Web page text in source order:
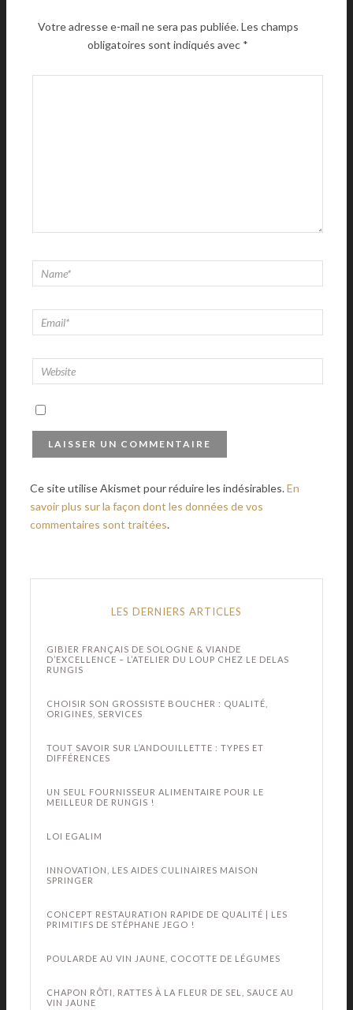
Votre adresse e-mail ne sera pas publiée.Les champs
obligatoires sont indiqués avec *
Ce site utilise Akismet pour réduire les indésirables.En
savoir plus sur la façon dont les données de vos
commentaires sont traitées.
LES DERNIERS ARTICLES
GIBIER FRANÇAIS DE SOLOGNE & VIANDE
D’EXCELLENCE – L’ATELIER DU LOUP CHEZ LE DELAS
RUNGIS
CHOISIR SON GROSSISTE BOUCHER : QUALITÉ,
ORIGINES, SERVICES
TOUT SAVOIR SUR L’ANDOUILLETTE : TYPES ET
DIFFÉRENCES
UN SEUL FOURNISSEUR ALIMENTAIRE POUR LE
MEILLEUR DE RUNGIS !
LOI EGALIM
INNOVATION, LES AIDES CULINAIRES MAISON
SPRINGER
CONCEPT RESTAURATION RAPIDE DE QUALITÉ | LES
PRIMITIFS DE STÉPHANE JEGO !
POULARDE AU VIN JAUNE, COCOTTE DE LÉGUMES
CHAPON RÔTI, RATTES À LA FLEUR DE SEL, SAUCE AU
VIN JAUNE